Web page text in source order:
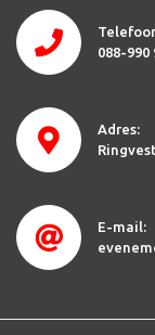
088-990
Adres:
E-mail: